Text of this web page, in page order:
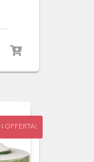
OFFERTA!